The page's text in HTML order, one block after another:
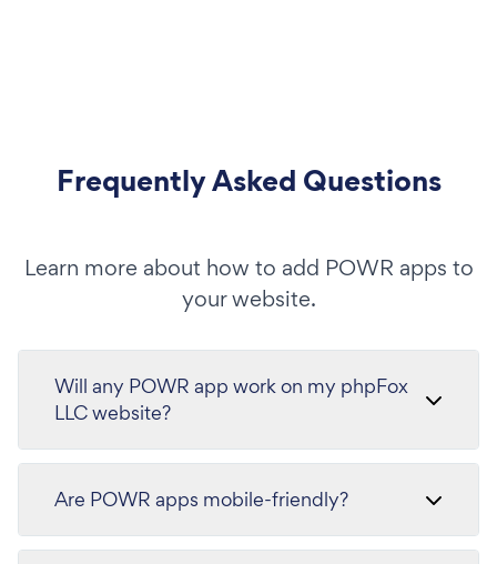
Frequently Asked Questions
Learn more about how to add POWR apps to
your website.
Will any POWR app work on my phpFox
LLC website?
Are POWR apps mobile-friendly?